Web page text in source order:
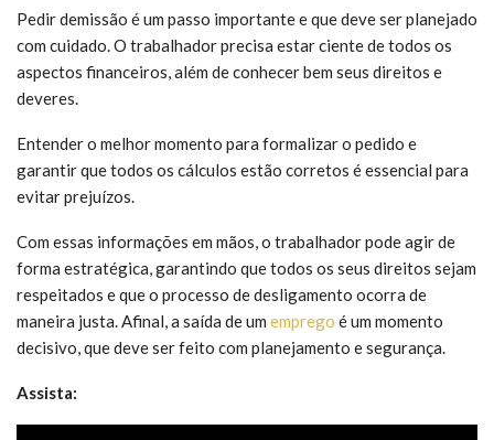
Pedir demissão é um passo importante e que deve ser planejado
com cuidado. O trabalhador precisa estar ciente de todos os
aspectos financeiros, além de conhecer bem seus direitos e
deveres.
Entender o melhor momento para formalizar o pedido e
garantir que todos os cálculos estão corretos é essencial para
evitar prejuízos.
Com essas informações em mãos, o trabalhador pode agir de
forma estratégica, garantindo que todos os seus direitos sejam
respeitados e que o processo de desligamento ocorra de
maneira justa. Afinal, a saída de um emprego é um momento
decisivo, que deve ser feito com planejamento e segurança.
Assista: